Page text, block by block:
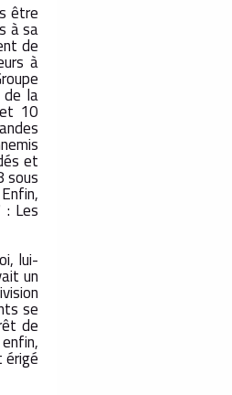
être
à sa
de
à
de la
10
et
sous
Les
lui-
un
se
de
érigé